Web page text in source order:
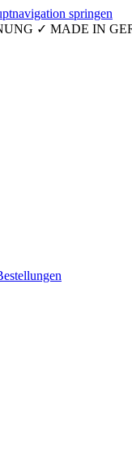
springen
✓ MADE IN